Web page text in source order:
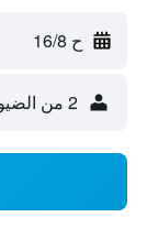
ح 16/8
2 من الضيوف، غرفة واحدة